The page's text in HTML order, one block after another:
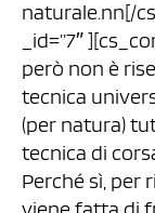
naturale.nn[/
_id=”7″
però non è
tecnica
(per natura)
tecnica di
Perché sì, per